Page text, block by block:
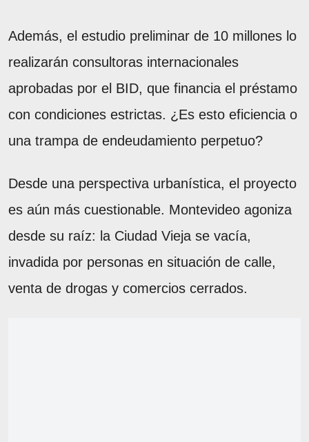
Además, el estudio preliminar de 10 millones lo
realizarán consultoras internacionales
aprobadas por el BID, que financia el préstamo
con condiciones estrictas. ¿Es esto eficiencia o
una trampa de endeudamiento perpetuo?
Desde una perspectiva urbanística, el proyecto
es aún más cuestionable. Montevideo agoniza
desde su raíz: la Ciudad Vieja se vacía,
invadida por personas en situación de calle,
venta de drogas y comercios cerrados.